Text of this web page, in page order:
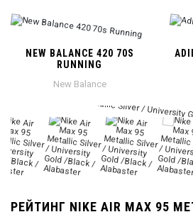
NEW BALANCE 420 70S
RUNNING
New Balance
РЕЙТИНГ NIKE AIR MAX 95